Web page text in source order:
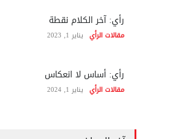
رأي: آخر الكلام نقطة
مقالات الرأي يناير 1, 2023
رأي: أساس لا انعكاس
مقالات الرأي يناير 1, 2024